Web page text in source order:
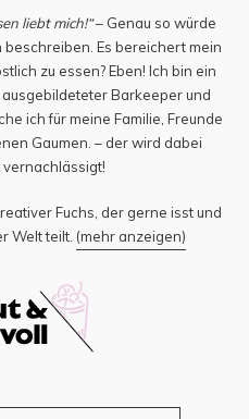
liebt mich!“– Genau so würde
beschreiben. Es bereichert mein
zu essen? Eben! Ich bin ein
Barkeeper und
ich für meine Familie, Freunde
Gaumen. – der wird dabei
Fuchs, der gerne isst und
Welt teilt. (mehr anzeigen)